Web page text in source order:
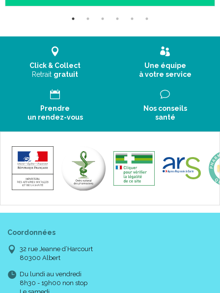
Click & Collect
Retrait gratuit
Une équipe
à votre service
Prendre
un rendez-vous
Nos conseils
santé
Coordonnées
32 rue Jeanne d’Harcourt
80300 Albert
Du lundi au vendredi
8h30 - 19h00 non stop